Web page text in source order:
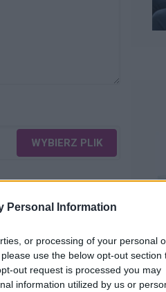
Personal Information
or processing of your personal
use the below opt-out section
out request is processed you may
information utilized by us or
WYBIERZ PLIK
WYŚLIJ